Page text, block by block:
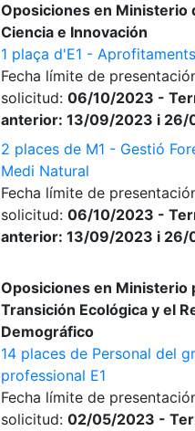
Oposiciones en Ministerio
Ciencia e Innovación
1 plaça d'E1 -
Fecha límite de
solicitud: 06/10/2023 -
anterior: 13/09/2023 i 26/
2 places de M1 - Gestió
Medi Natural
Fecha límite de
solicitud: 06/10/2023 -
anterior: 13/09/2023 i 26/
Oposiciones en Ministerio
Transición Ecológica y el
Demográfico
14 places de Personal del
professional E1
Fecha límite de
solicitud: 02/05/2023 -